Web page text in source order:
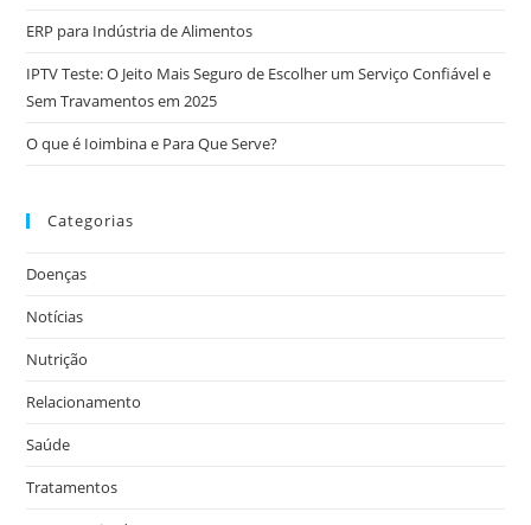
ERP para Indústria de Alimentos
IPTV Teste: O Jeito Mais Seguro de Escolher um Serviço Confiável e
Sem Travamentos em 2025
O que é Ioimbina e Para Que Serve?
Categorias
Doenças
Notícias
Nutrição
Relacionamento
Saúde
Tratamentos